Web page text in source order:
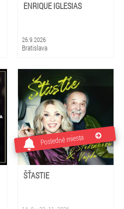
ENRIQUE IGLESIAS
26.9.2026
Bratislava
Posledné miesta
ŠŤASTIE